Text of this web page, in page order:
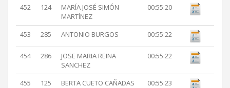
452 124
MARÍA JOSÉ SIMÓN
MARTÍNEZ
00:55:20
453 285 ANTONIO BURGOS 00:55:22
454 286
JOSE MARIA REINA
SANCHEZ
00:55:22
455 125 BERTA CUETO CAÑADAS 00:55:23